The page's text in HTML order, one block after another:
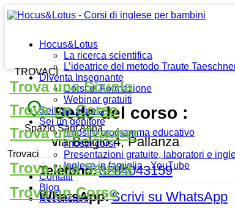
Hocus&Lotus
La ricerca scientifica
L’ideatrice del metodo Traute
Diventa Insegnante
Corsi di Formazione
Webinar gratuiti
Sei una scuola
Sei un genitore
Il nostro programma educativo
I nostri corsi
Presentazioni gratuite, laboratori e
Inglese in famiglia - YouTube
Contatti
Blog
Recensioni
TROVACI
Trova una Scuola
Trova un Corso
Trova una Teacher
Trovaci
Trova una Scuola
Trova un Corso
place Sede del corso :
Spazio Sant'Anna
via Belgio 4, Pallanza
Telefono:3284043159
WhatsApp:Scrivi su WhatsApp